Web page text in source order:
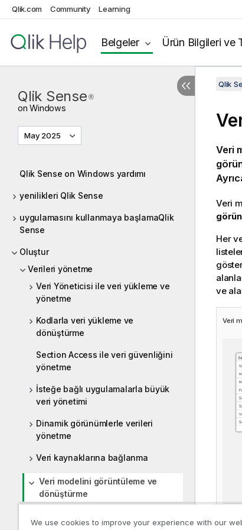
Qlik.com Community Learning
Belgeler Ürün Bilgileri ve
Qlik Sense ®
onWindows
May 2025
Qlik Sense on Windows yardımı
yenilikleri Qlik Sense
uygulamasını kullanmaya başlamaQlik
Sense
Oluştur
Verileri yönetme
Veri Yöneticisi ile veri yükleme ve
yönetme
Kodlarla veri yükleme ve
dönüştürme
Section Access ile veri güvenliğini
yönetme
İsteğe bağlı uygulamalarla büyük
veri yönetimi
Dinamik görünümlerle verileri
yönetme
Veri kaynaklarına bağlanma
Veri modelini görüntüleme ve
dönüştürme
tabloların ve alanların önizlemesi
Qlik
Veri
Veri
Her
ve
Veri
We use cookies to improve your experience with our